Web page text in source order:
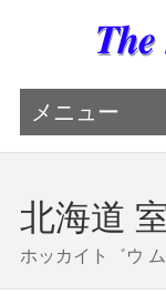
メニュー
北海道
ホッカイト゛ウ